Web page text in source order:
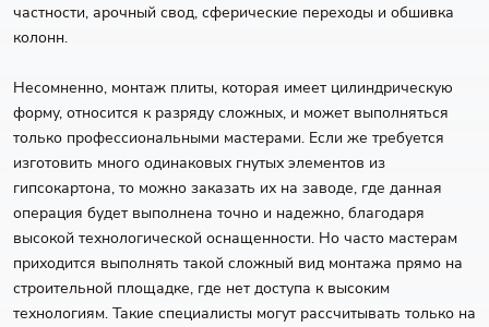
частности, арочный свод, сферические переходы и обшивка
колонн.
Несомненно, монтаж плиты, которая имеет цилиндрическую
форму, относится к разряду сложных, и может выполняться
только профессиональными мастерами. Если же требуется
изготовить много одинаковых гнутых элементов из
гипсокартона, то можно заказать их на заводе, где данная
операция будет выполнена точно и надежно, благодаря
высокой технологической оснащенности. Но часто мастерам
приходится выполнять такой сложный вид монтажа прямо на
строительной площадке, где нет доступа к высоким
технологиям. Такие специалисты могут рассчитывать только на